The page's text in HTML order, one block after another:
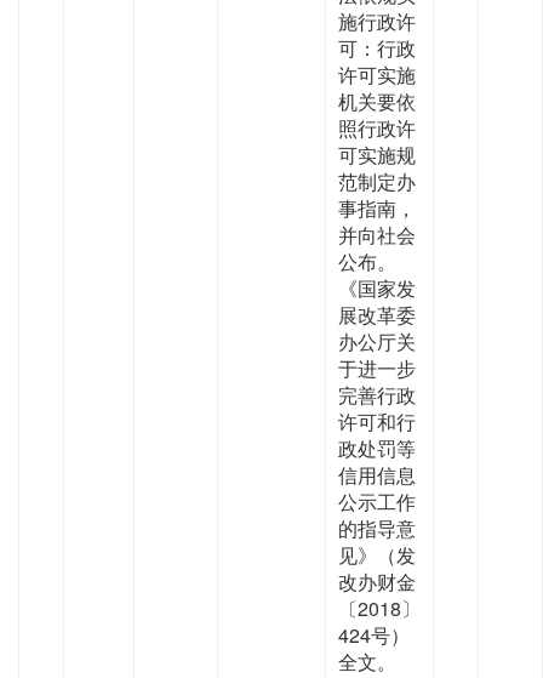
施行政许
可：行政
许可实施
机关要依
照行政许
可实施规
范制定办
事指南，
并向社会
公布。
《国家发
展改革委
办公厅关
于进一步
完善行政
许可和行
政处罚等
信用信息
公示工作
的指导意
见》（发
改办财金
〔2018〕
424号）
全文。